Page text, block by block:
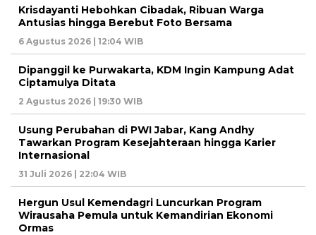
Krisdayanti Hebohkan Cibadak, Ribuan Warga
Antusias hingga Berebut Foto Bersama
6 Agustus 2026 | 12:04 WIB
Dipanggil ke Purwakarta, KDM Ingin Kampung Adat
Ciptamulya Ditata
2 Agustus 2026 | 19:30 WIB
Usung Perubahan di PWI Jabar, Kang Andhy
Tawarkan Program Kesejahteraan hingga Karier
Internasional
31 Juli 2026 | 22:04 WIB
Hergun Usul Kemendagri Luncurkan Program
Wirausaha Pemula untuk Kemandirian Ekonomi
Ormas